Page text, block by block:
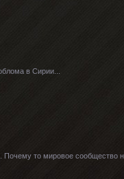
в Сирии...
то мировое сообщество